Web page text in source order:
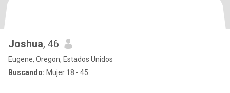
Joshua, 46
Eugene, Oregon, Estados Unidos
Buscando: Mujer 18 - 45